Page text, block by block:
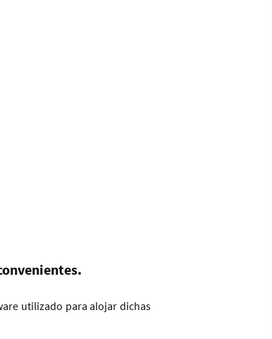
utilizado para alojar dichas